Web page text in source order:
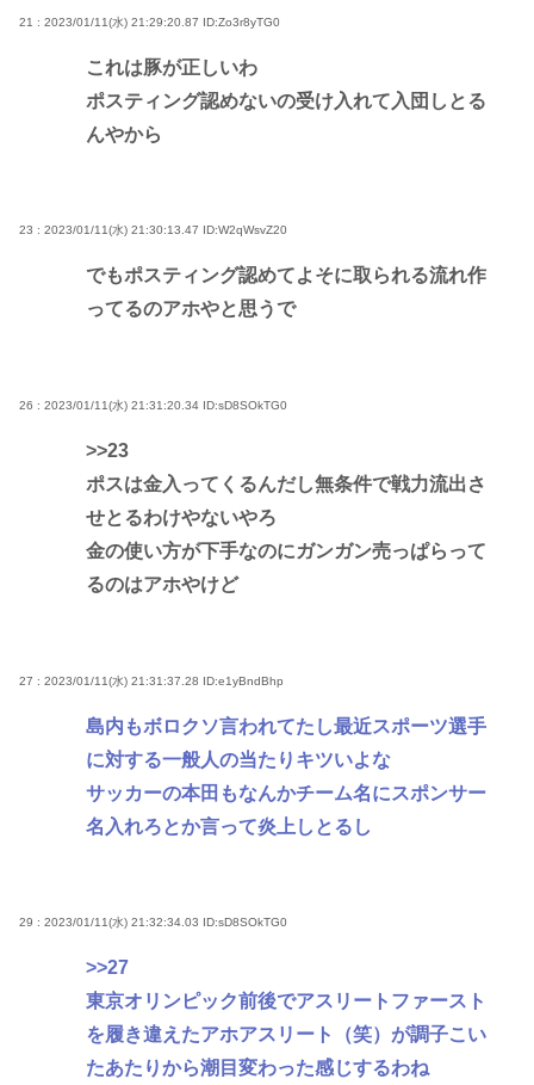
21 : 2023/01/11(水) 21:29:20.87 ID:Zo3r8yTG0
これは豚が正しいわ
ポスティング認めないの受け入れて入団しとる
んやから
23 : 2023/01/11(水) 21:30:13.47 ID:W2qWsvZ20
でもポスティング認めてよそに取られる流れ作
ってるのアホやと思うで
26 : 2023/01/11(水) 21:31:20.34 ID:sD8SOkTG0
>>23
ポスは金入ってくるんだし無条件で戦力流出さ
せとるわけやないやろ
金の使い方が下手なのにガンガン売っぱらって
るのはアホやけど
27 : 2023/01/11(水) 21:31:37.28 ID:e1yBndBhp
島内もボロクソ言われてたし最近スポーツ選手
に対する一般人の当たりキツいよな
サッカーの本田もなんかチーム名にスポンサー
名入れろとか言って炎上しとるし
29 : 2023/01/11(水) 21:32:34.03 ID:sD8SOkTG0
>>27
東京オリンピック前後でアスリートファースト
を履き違えたアホアスリート（笑）が調子こい
たあたりから潮目変わった感じするわね